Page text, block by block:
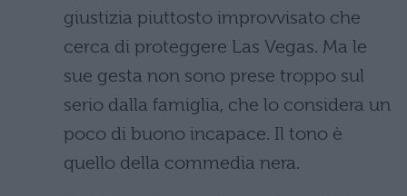
giustizia piuttosto improvvisato che
cerca di proteggere Las Vegas. Ma le
sue gesta non sono prese troppo sul
serio dalla famiglia, che lo considera un
poco di buono incapace. Il tono è
quello della commedia nera.